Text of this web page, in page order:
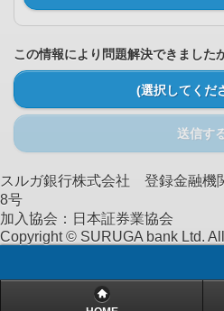
この情報により問題解決できました
(選択してくだ
送信す
スルガ銀行株式会社 登録金融
8号
加入協会：日本証券業協会
Copyright © SURUGA bank Ltd.